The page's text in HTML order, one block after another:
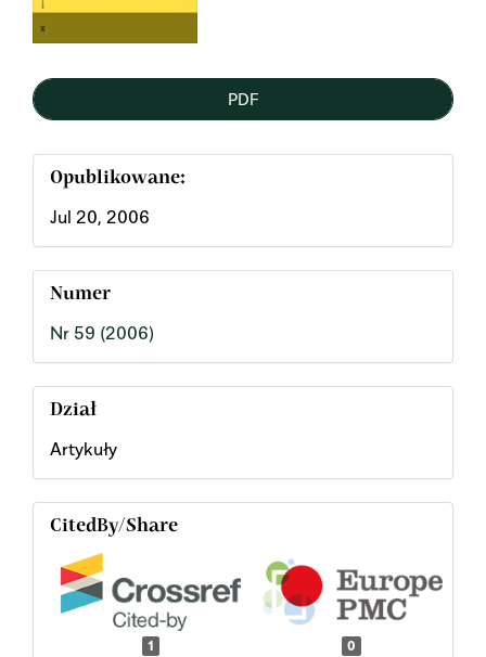
PDF
Opublikowane:
Jul 20, 2006
Numer
Nr 59 (2006)
Dział
Artykuły
CitedBy/Share
1 0